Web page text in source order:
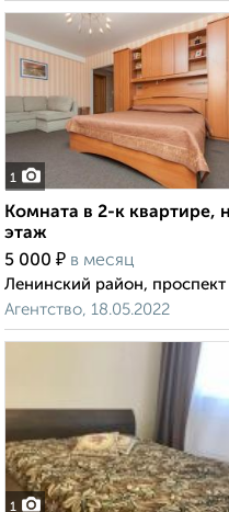
1
Комната в 2-к квартире,
этаж
5 000 ₽ в месяц
Ленинский район, проспект
Агентство, 18.05.2022
1